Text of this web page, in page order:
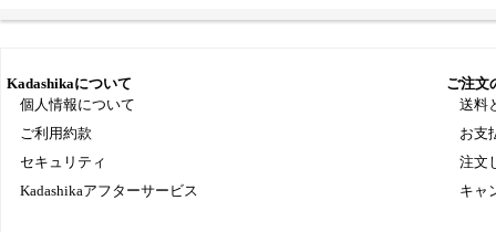
Kadashikaについて
個人情報について
ご利用約款
セキュリティ
Kadashikaアフターサービス
ご注文
送料
お支
注文
キャ